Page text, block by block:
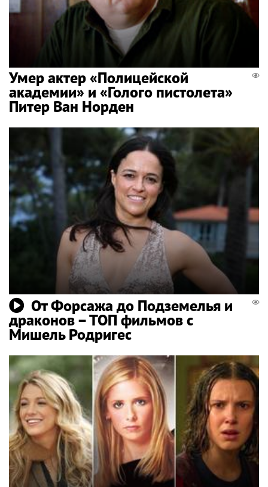
Умер актер «Полицейской
академии» и «Голого пистолета»
Питер Ван Норден
От Форсажа до Подземелья и
драконов – ТОП фильмов с
Мишель Родригес